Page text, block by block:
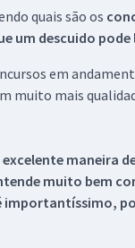
quais são os
um descuido
em
muito mais
maneira
muito bem